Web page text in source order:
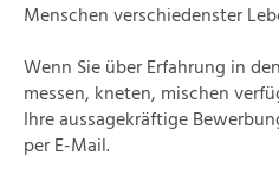
Menschen verschiedenster
Wenn Sie über Erfahrung in
messen, kneten, mischen
Ihre aussagekräftige
per E-Mail.